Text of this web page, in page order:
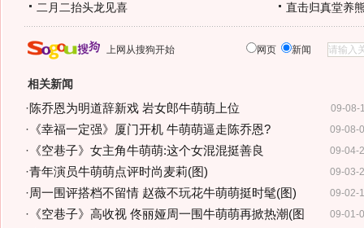
二月二抬头龙见喜 直击归真堂养
上网从搜狗开始 网页 新闻
相关新闻
09-08-
·陈乔恩为明道辞新戏 岩女郎牛萌萌上位
09-08-
· 《幸福一定强》厦门开机 牛萌萌逼走陈乔恩?
09-04-
· 《空巷子》女主角牛萌萌:这个女混混挺善良
09-03-
·青年演员牛萌萌点评时尚麦莉(图)
09-02-
·周一围评搭档不留情 赵薇不玩花牛萌萌挺时髦(图)
09-01-
· 《空巷子》高收视 佟丽娅周一围牛萌萌再掀热潮(图